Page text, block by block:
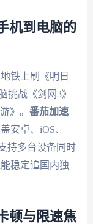
机到电脑的
铁上刷《明日
挑战《剑网3》
》。 番茄加速
安卓、iOS、
持多台设备同时
稳定追国内独
顿与限速焦